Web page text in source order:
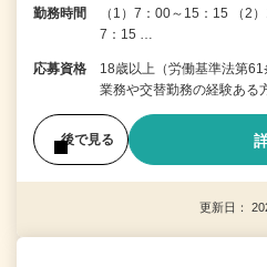
勤務時間
（1）7：00～15：15 （2
7：15 …
応募資格
18歳以上（労働基準法第
業務や交替勤務の経験あ
後で見る
更新日：